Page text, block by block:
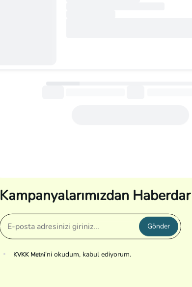
Kampanyalarımızdan
Gönder
KVKK Metni'ni okudum, kabul ediyorum.